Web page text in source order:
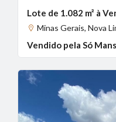
Minas Gerais, Nova
Vendido pela Só